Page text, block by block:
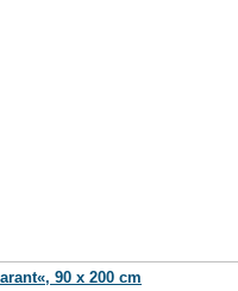
90 x 200 cm